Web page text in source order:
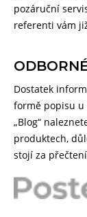
pozáruční
referenti vám
Dostatek
formě popisu u
„Blog“
produktech,
stojí za